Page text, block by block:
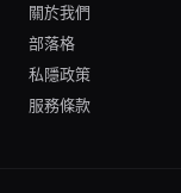
關於我們
部落格
私隱政策
服務條款